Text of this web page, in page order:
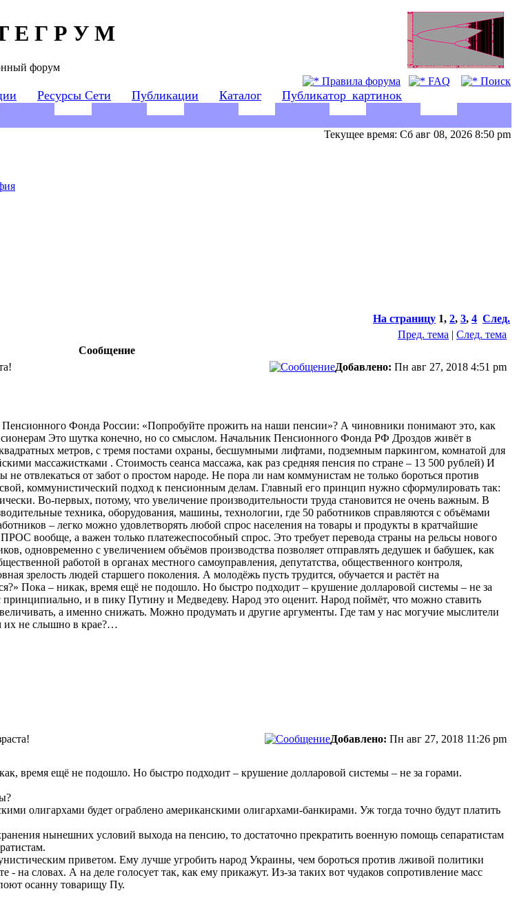
Е Г Р У М
форум
Правила форума FAQ Поиск
Ресурсы Сети Публикации Каталог Публикатор_картинок
Текущее время: Сб авг 08, 2026 8:50 pm
На страницу 1, 2, 3, 4 След.
Пред. тема | След. тема
Сообщение
Добавлено: Пн авг 27, 2018 4:51 pm
Пенсионного Фонда России: «Попробуйте прожить на наши пенсии»? А чиновники понимают это, как
Это шутка конечно, но со смыслом. Начальник Пенсионного Фонда РФ Дроздов живёт в
метров, с тремя постами охраны, бесшумными лифтами, подземным паркингом, комнатой для
массажистками . Стоимость сеанса массажа, как раз средняя пенсия по стране – 13 500 рублей) И
не отвлекаться от забот о простом народе. Не пора ли нам коммунистам не только бороться против
коммунистический подход к пенсионным делам. Главный его принцип нужно сформулировать так:
Во-первых, потому, что увеличение производительности труда становится не очень важным. В
техника, оборудования, машины, технологии, где 50 работников справляются с объёмами
– легко можно удовлетворять любой спрос населения на товары и продукты в кратчайшие
вообще, а важен только платежеспособный спрос. Это требует перевода страны на рельсы нового
одновременно с увеличением объёмов производства позволяет отправлять дедушек и бабушек, как
работой в органах местного самоуправления, депутатства, общественного контроля,
зрелость людей старшего поколения. А молодёжь пусть трудится, обучается и растёт на
Пока – никак, время ещё не подошло. Но быстро подходит – крушение долларовой системы – не за
и в пику Путину и Медведеву. Народ это оценит. Народ поймёт, что можно ставить
а именно снижать. Можно продумать и другие аргументы. Где там у нас могучие мыслители
их не слышно в крае?…
Добавлено: Пн авг 27, 2018 11:26 pm
время ещё не подошло. Но быстро подходит – крушение долларовой системы – не за горами.
олигархами будет ограблено американскими олигархами-банкирами. Уж тогда точно будут платить
нынешних условий выхода на пенсию, то достаточно прекратить военную помощь сепаратистам
приветом. Ему лучше угробить народ Украины, чем бороться против лживой политики
- на словах. А на деле голосует так, как ему прикажут. Из-за таких вот чудаков сопротивление масс
осанну товарищу Пу.